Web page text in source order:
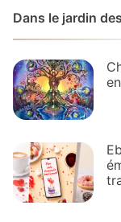
Dans le jardin